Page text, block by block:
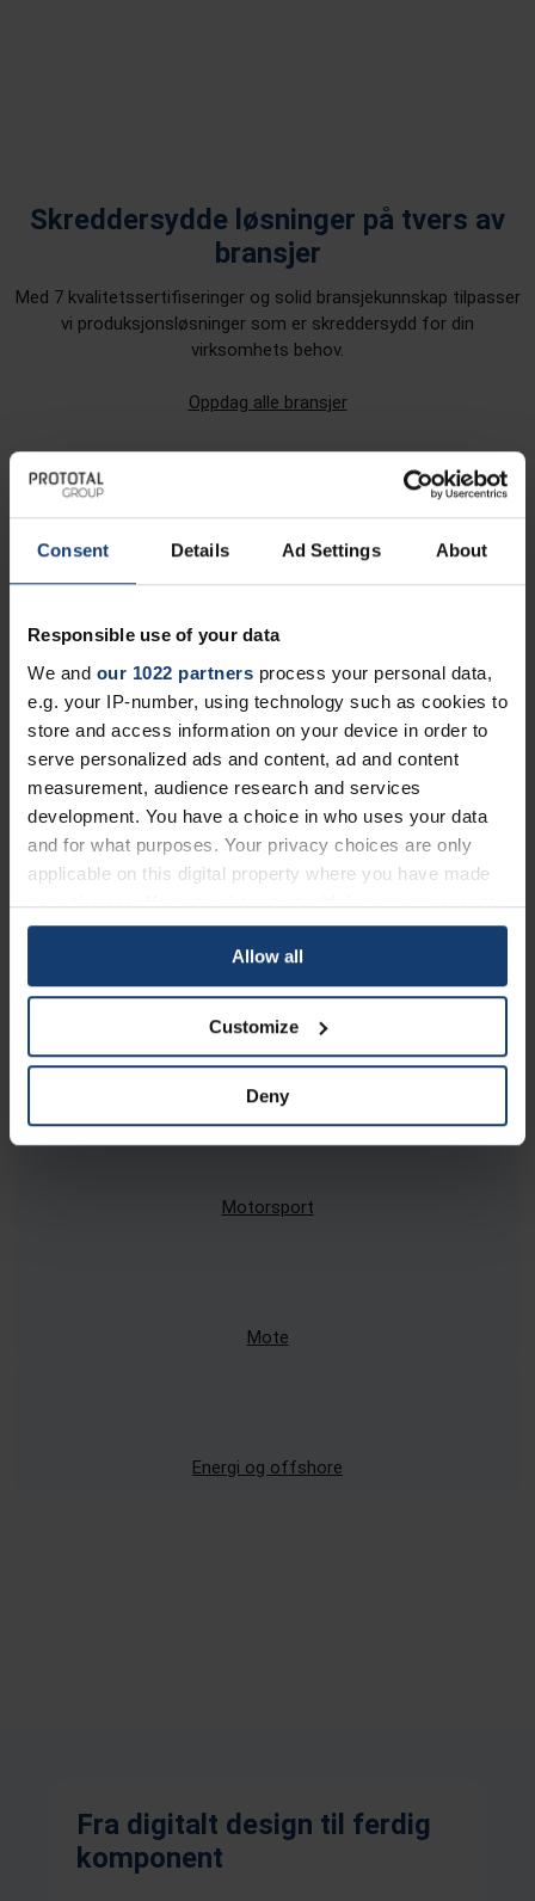
Consent Details Ad Settings About
Responsible use of your data
We and our 1022 partners process your personal data,
e.g. your IP-number, using technology such as cookies to
store and access information on your device in order to
serve personalized ads and content, ad and content
measurement, audience research and services
development. You have a choice in who uses your data
and for what purposes. Your privacy choices are only
applicable on this digital property where you have made
your choices. You can change or withdraw your consent
any time from the Cookie Declaration or by clicking on
If you allow, we would also like to:
Collect information about your geographical location
Identify your device by actively scanning it for
and set your preferences in the
details section
our social media, advertising and analytics partners who
Allow all
Customize
Deny
Skreddersydde løsninger på tvers av
bransjer
Med 7 kvalitetssertifiseringer og solid bransjekunnskap tilpasser
vi produksjonsløsninger som er skreddersydd for din
virksomhets behov.
Oppdag alle bransjer
Forsvar
Automotive og mobilitet
Medisinsk
Emballasje
Motorsport
Mote
Energi og offshore
Fra digitalt design til ferdig
komponent